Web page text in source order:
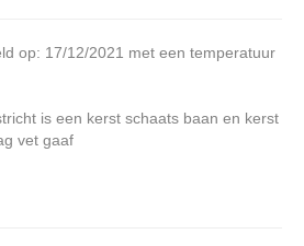
op: 17/12/2021 met een temperatuur
is een kerst schaats baan en kerst
vet gaaf